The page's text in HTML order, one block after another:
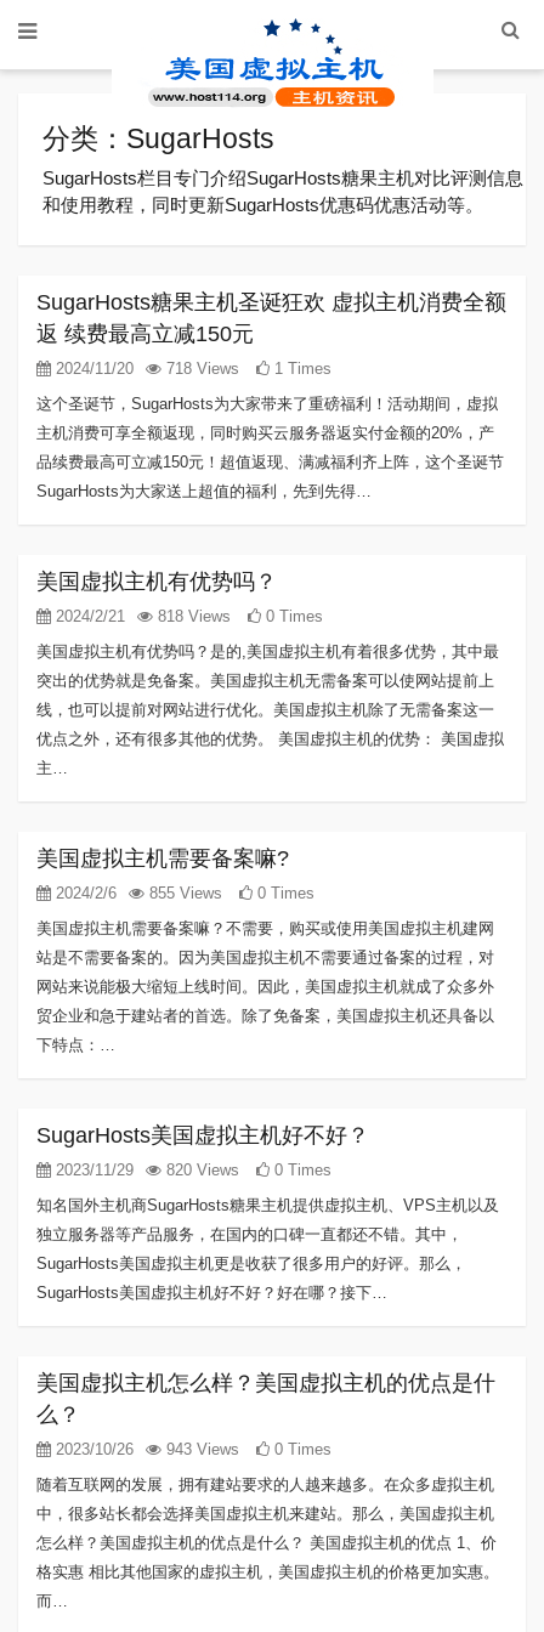
分类：SugarHosts
SugarHosts栏目专门介绍SugarHosts糖果主机对比评测信息
和使用教程，同时更新SugarHosts优惠码优惠活动等。
SugarHosts糖果主机圣诞狂欢 虚拟主机消费全额
返 续费最高立减150元
2024/11/20 718 Views
1 Times
这个圣诞节，SugarHosts为大家带来了重磅福利！活动期间，虚拟
主机消费可享全额返现，同时购买云服务器返实付金额的20%，产
品续费最高可立减150元！超值返现、满减福利齐上阵，这个圣诞节
SugarHosts为大家送上超值的福利，先到先得…
美国虚拟主机有优势吗？
2024/2/21 818 Views
0 Times
美国虚拟主机有优势吗？是的,美国虚拟主机有着很多优势，其中最
突出的优势就是免备案。美国虚拟主机无需备案可以使网站提前上
线，也可以提前对网站进行优化。美国虚拟主机除了无需备案这一
优点之外，还有很多其他的优势。 美国虚拟主机的优势： 美国虚拟
主…
美国虚拟主机需要备案嘛?
2024/2/6 855 Views
0 Times
美国虚拟主机需要备案嘛？不需要，购买或使用美国虚拟主机建网
站是不需要备案的。因为美国虚拟主机不需要通过备案的过程，对
网站来说能极大缩短上线时间。因此，美国虚拟主机就成了众多外
贸企业和急于建站者的首选。除了免备案，美国虚拟主机还具备以
下特点：…
SugarHosts美国虚拟主机好不好？
2023/11/29 820 Views
0 Times
知名国外主机商SugarHosts糖果主机提供虚拟主机、VPS主机以及
独立服务器等产品服务，在国内的口碑一直都还不错。其中，
SugarHosts美国虚拟主机更是收获了很多用户的好评。那么，
SugarHosts美国虚拟主机好不好？好在哪？接下…
美国虚拟主机怎么样？美国虚拟主机的优点是什
么？
2023/10/26 943 Views
0 Times
随着互联网的发展，拥有建站要求的人越来越多。在众多虚拟主机
中，很多站长都会选择美国虚拟主机来建站。那么，美国虚拟主机
怎么样？美国虚拟主机的优点是什么？ 美国虚拟主机的优点 1、价
格实惠 相比其他国家的虚拟主机，美国虚拟主机的价格更加实惠。
而…